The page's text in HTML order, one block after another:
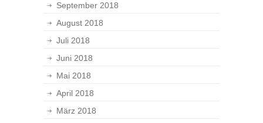
September 2018
August 2018
Juli 2018
Juni 2018
Mai 2018
April 2018
März 2018